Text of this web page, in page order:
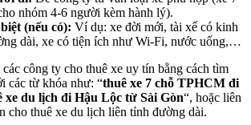
nhóm 4-6 người kèm hành lý).
(nếu có): Ví dụ: xe đời mới, tài xế có kinh
dài, xe có tiện ích như Wi-Fi, nước uống,…
công ty cho thuê xe uy tín bằng cách tìm
các từ khóa như: “thuê xe 7 chỗ TPHCM đi
xe du lịch đi Hậu Lộc từ Sài Gòn“, hoặc liên
cho thuê xe du lịch liên tỉnh đường dài.